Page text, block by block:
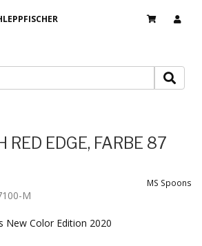
RED EDGE, FARBE 87
MS Spoons
M
New Color Edition 2020